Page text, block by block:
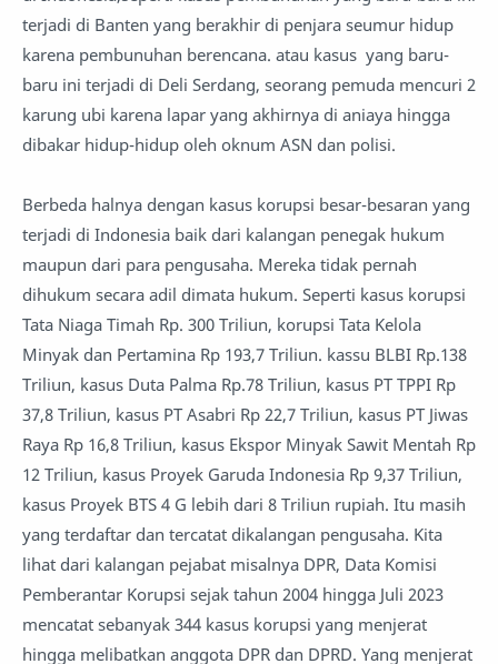
terjadi di Banten yang berakhir di penjara seumur hidup
karena pembunuhan berencana. atau kasus yang baru-
baru ini terjadi di Deli Serdang, seorang pemuda mencuri 2
karung ubi karena lapar yang akhirnya di aniaya hingga
dibakar hidup-hidup oleh oknum ASN dan polisi.
Berbeda halnya dengan kasus korupsi besar-besaran yang
terjadi di Indonesia baik dari kalangan penegak hukum
maupun dari para pengusaha. Mereka tidak pernah
dihukum secara adil dimata hukum. Seperti kasus korupsi
Tata Niaga Timah Rp. 300 Triliun, korupsi Tata Kelola
Minyak dan Pertamina Rp 193,7 Triliun. kassu BLBI Rp.138
Triliun, kasus Duta Palma Rp.78 Triliun, kasus PT TPPI Rp
37,8 Triliun, kasus PT Asabri Rp 22,7 Triliun, kasus PT Jiwas
Raya Rp 16,8 Triliun, kasus Ekspor Minyak Sawit Mentah Rp
12 Triliun, kasus Proyek Garuda Indonesia Rp 9,37 Triliun,
kasus Proyek BTS 4 G lebih dari 8 Triliun rupiah. Itu masih
yang terdaftar dan tercatat dikalangan pengusaha. Kita
lihat dari kalangan pejabat misalnya DPR, Data Komisi
Pemberantar Korupsi sejak tahun 2004 hingga Juli 2023
mencatat sebanyak 344 kasus korupsi yang menjerat
hingga melibatkan anggota DPR dan DPRD. Yang menjerat